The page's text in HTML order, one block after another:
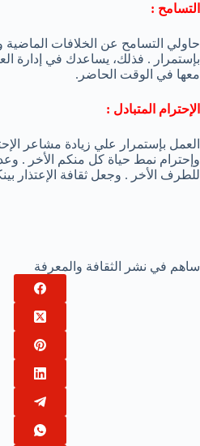
التسامح :
حاولي التسامح عن الخلافات الماضية
بإستمرار . فذلك، يساعدك في إدارة
معها في الوقت الحاضر.
الإحترام المتبادل :
العمل بإستمرار علي زيادة مشاعر
وإحترام نمط حياة كل منكم الأخر .
للطرف الأخر . وجعل ثقافة الإعتذار
ساهم في نشر الثقافة والمعرفة